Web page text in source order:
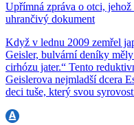
Upřímná zpráva o otci,
uhrančivý dokument
Když v lednu 2009 zemřel
Geisler, bulvární deníky
cirhózu jater.“ Tento
Geislerova nejmladší dcera
deci tuše, který svou